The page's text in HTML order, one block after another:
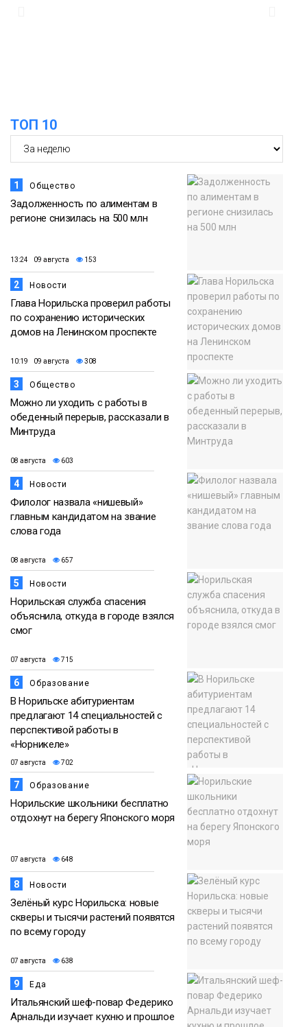
Спорт
ТОП 10
1 Общество
Задолженность по алиментам в
регионе снизилась на 500 млн
13:24 09 августа 153
2 Новости
Глава Норильска проверил работы
по сохранению исторических
домов на Ленинском проспекте
10:19 09 августа 308
3 Общество
Можно ли уходить с работы в
обеденный перерыв, рассказали в
Минтруда
08 августа 603
4 Новости
Филолог назвала «нишевый»
главным кандидатом на звание
слова года
08 августа 657
5 Новости
Норильская служба спасения
объяснила, откуда в городе взялся
смог
07 августа 715
6 Образование
В Норильске абитуриентам
предлагают 14 специальностей с
перспективой работы в
«Норникеле»
07 августа 702
7 Образование
Норильские школьники бесплатно
отдохнут на берегу Японского моря
07 августа 648
8 Новости
Зелёный курс Норильска: новые
скверы и тысячи растений появятся
по всему городу
07 августа 638
9 Еда
Итальянский шеф-повар Федерико
Арнальди изучает кухню и прошлое